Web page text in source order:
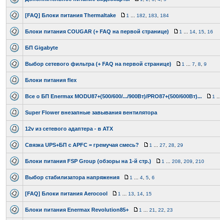
[FAQ] Блоки питания Thermaltake 1 182 183 184
Блоки питания COUGAR (+ FAQ на первой странице) 1 14 15 16
БП Gigabyte
Выбор сетевого фильтра (+ FAQ на первой странице) 1 7 8 9
Блоки питания flex
Все о БП Enermax MODU87+(500/600/.../900Вт)/PRO87+(500/600Вт)... 1
Super Flower внезапные завывания вентилятора
12v из сетевого адаптера - в ATX
Связка UPS+БП с APFC = гремучая смесь? 1 27 28 29
Блоки питания FSP Group (обзоры на 1-й стр.) 1 208 209 210
Выбор стабилизатора напряжения 1 4 5 6
[FAQ] Блоки питания Aerocool 1 13 14 15
Блоки питания Enermax Revolution85+ 1 21 22 23